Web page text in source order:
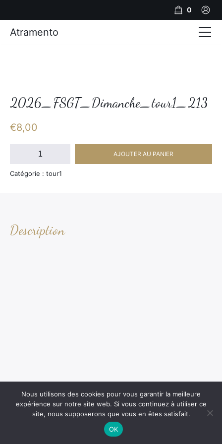
2026_FSGT_Dimanche_tour1_213
€8,00
quantité
2026_FSGT_Dimanche_tour1_213
AJOUTER AU PANIER
Catégorie : tour1
Description
0
Atramento
Photos
Nous utilisons des cookies pour vous garantir la meilleure
expérience sur notre site web. Si vous continuez à utiliser ce
site, nous supposerons que vous en êtes satisfait.
OK